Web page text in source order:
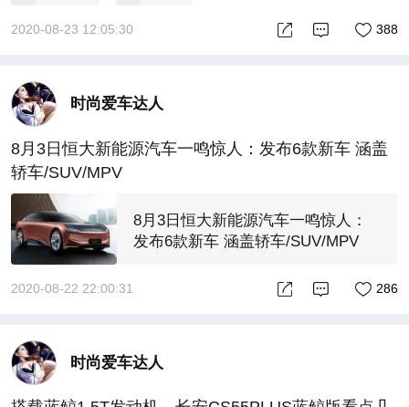
2020-08-23 12:05:30 388
时尚爱车达人
8月3日恒大新能源汽车一鸣惊人：发布6款新车 涵盖
轿车/SUV/MPV
8月3日恒大新能源汽车一鸣惊人：
发布6款新车 涵盖轿车/SUV/MPV
2020-08-22 22:00:31 286
时尚爱车达人